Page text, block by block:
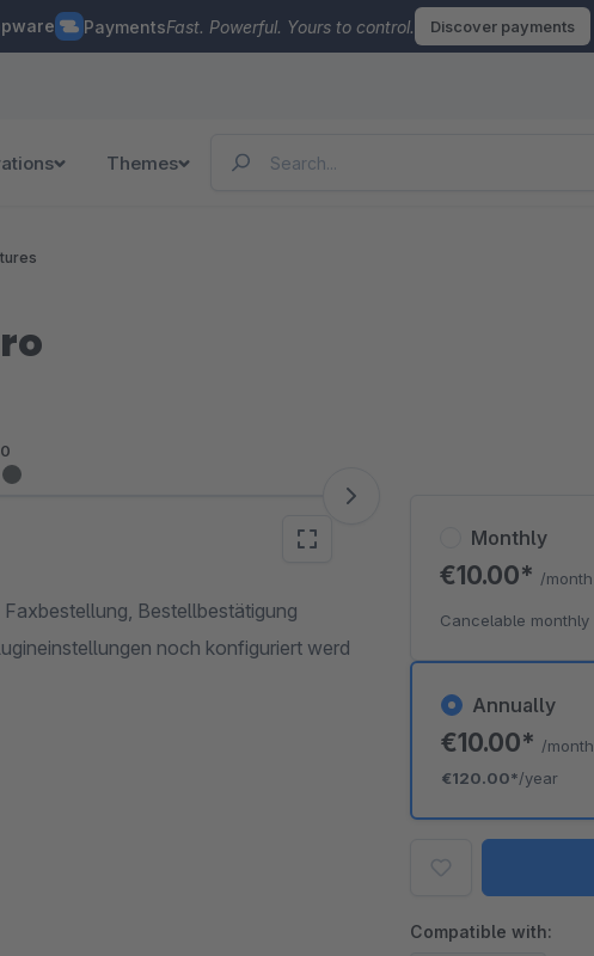
PaymentsFast. Powerful. Yours to control. Discover payments
Themes
Bestellbestätigung
noch konfiguriert werd
Annually
€10.00* /month
€120.00*/year
Monthly
€10.00* /month
Cancelable monthly
Compatible with: